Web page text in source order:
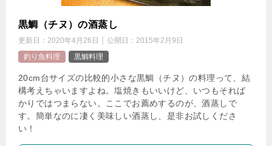
黒鯛（チヌ）の酒蒸し
更新日： 2020年4月26日 公開日： 2015年2月9日
釣り魚料理
黒鯛料理
20cm台サイズの比較的小さな黒鯛（チヌ）の料理って、結
構考えちゃいますよね。塩焼きもいいけど、いつもそれば
かりではつまらない。ここでお薦めするのが、酒蒸しで
す。簡単なのに凄く美味しい酒蒸し、是非お試しくださ
い！